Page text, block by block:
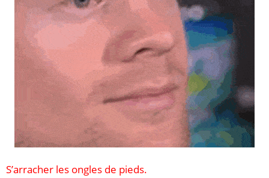
S’arracher les ongles de pieds.